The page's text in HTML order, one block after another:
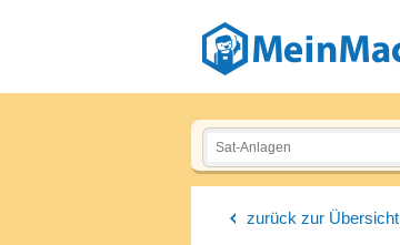
zurück zur Übersicht